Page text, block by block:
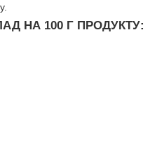
НА 100 Г ПРОДУКТУ: